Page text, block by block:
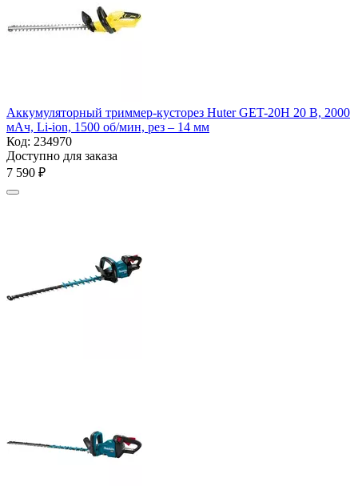
Аккумуляторный триммер-кусторез Huter GET-20H 20 В, 2000
мАч, Li-ion, 1500 об/мин, рез – 14 мм
Код: 234970
Доступно для заказа
7 590 ₽